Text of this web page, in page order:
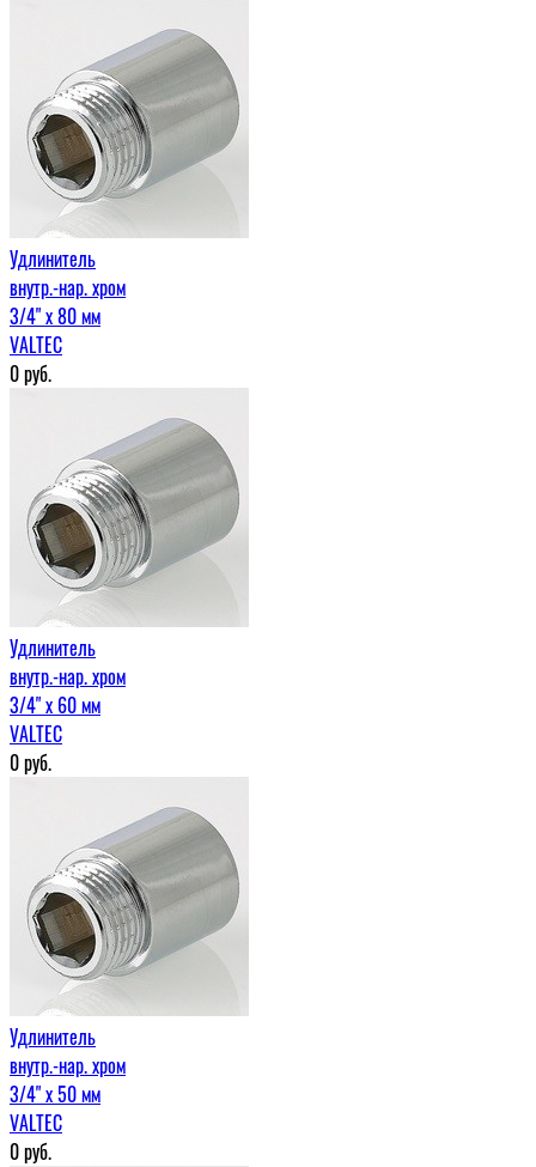
Удлинитель
внутр.-нар. хром
3/4" х 80 мм
VALTEC
0руб.
Удлинитель
внутр.-нар. хром
3/4" х 60 мм
VALTEC
0руб.
Удлинитель
внутр.-нар. хром
3/4" х 50 мм
VALTEC
0руб.